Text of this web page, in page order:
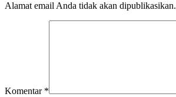
Alamat email Anda tidak akan dipublikasikan.
Komentar *